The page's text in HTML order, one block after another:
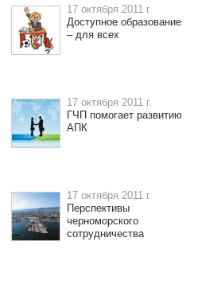
17 октября 2011 г.
Доступное образование
– для всех
17 октября 2011 г.
ГЧП помогает развитию
АПК
17 октября 2011 г.
Перспективы
черноморского
сотрудничества